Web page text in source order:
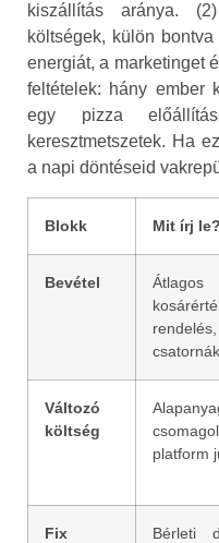
kiszállítás aránya.
költségek, külön
energiát, a marketinget
feltételek: hány ember
egy pizza
keresztmetszetek. Ha
a napi döntéseid
Blokk Mit írj le?
Bevétel
Átlagos
rendelés,
Változó
költség
platform
Fix
Bérleti